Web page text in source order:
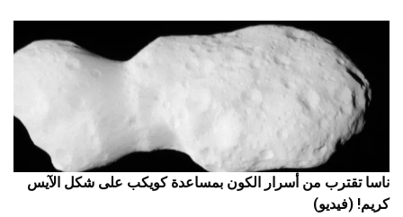
ناسا تقترب من أسرار الكون بمساعدة كويكب على شكل الآيس
كريم! (فيديو)